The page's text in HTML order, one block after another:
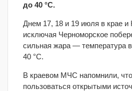
до 40 °С.
Днем 17, 18 и 19 июля в крае и
исключая Черноморское
сильная жара — температура
40 °С.
В краевом МЧС напомнили,
пользоваться открытыми